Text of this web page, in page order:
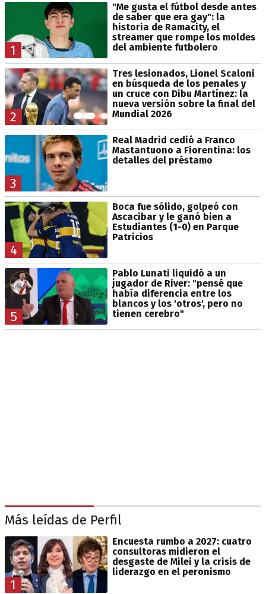
1
"Me gusta el fútbol desde antes
de saber que era gay": la
historia de Ramacity, el
streamer que rompe los moldes
del ambiente futbolero
2
Tres lesionados, Lionel Scaloni
en búsqueda de los penales y
un cruce con Dibu Martínez: la
nueva versión sobre la final del
Mundial 2026
3
Real Madrid cedió a Franco
Mastantuono a Fiorentina: los
detalles del préstamo
4
Boca fue sólido, golpeó con
Ascacibar y le ganó bien a
Estudiantes (1-0) en Parque
Patricios
5
Pablo Lunati liquidó a un
jugador de River: "pensé que
había diferencia entre los
blancos y los 'otros', pero no
tienen cerebro"
Más leídas de Perfil
1
Encuesta rumbo a 2027: cuatro
consultoras midieron el
desgaste de Milei y la crisis de
liderazgo en el peronismo